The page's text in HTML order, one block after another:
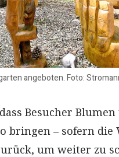
angeboten. Foto:
Besucher
bringen – sofern die
um weiter zu